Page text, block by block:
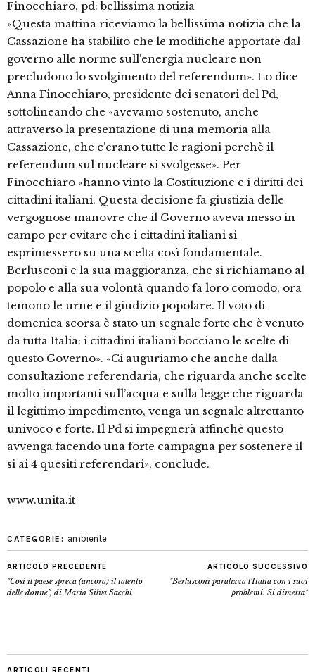
Finocchiaro, pd: bellissima notizia
«Questa mattina riceviamo la bellissima notizia che la
Cassazione ha stabilito che le modifiche apportate dal
governo alle norme sull’energia nucleare non
precludono lo svolgimento del referendum». Lo dice
Anna Finocchiaro, presidente dei senatori del Pd,
sottolineando che «avevamo sostenuto, anche
attraverso la presentazione di una memoria alla
Cassazione, che c’erano tutte le ragioni perchè il
referendum sul nucleare si svolgesse». Per
Finocchiaro «hanno vinto la Costituzione e i diritti dei
cittadini italiani. Questa decisione fa giustizia delle
vergognose manovre che il Governo aveva messo in
campo per evitare che i cittadini italiani si
esprimessero su una scelta così fondamentale.
Berlusconi e la sua maggioranza, che si richiamano al
popolo e alla sua volontà quando fa loro comodo, ora
temono le urne e il giudizio popolare. Il voto di
domenica scorsa è stato un segnale forte che è venuto
da tutta Italia: i cittadini italiani bocciano le scelte di
questo Governo». «Ci auguriamo che anche dalla
consultazione referendaria, che riguarda anche scelte
molto importanti sull’acqua e sulla legge che riguarda
il legittimo impedimento, venga un segnale altrettanto
univoco e forte. Il Pd si impegnerà affinchè questo
avvenga facendo una forte campagna per sostenere il
si ai 4 quesiti referendari», conclude.
www.unita.it
CATEGORIE: ambiente
ARTICOLO PRECEDENTE
"Così il paese spreca (ancora) il talento
delle donne", di Maria Silva Sacchi
ARTICOLO SUCCESSIVO
"Berlusconi paralizza l'Italia con i suoi
problemi. Si dimetta"